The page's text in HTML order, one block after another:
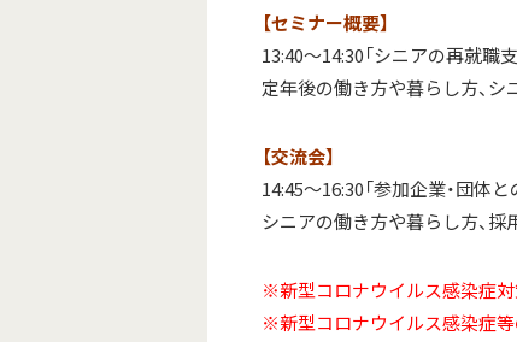
【セミナー概要】
13:40～14:30「シニアの再就職
定年後の働き方や暮らし方、
【交流会】
14:45～16:30「参加企業・団体と
シニアの働き方や暮らし方、採
※新型コロナウイルス感染症対
※新型コロナウイルス感染症等